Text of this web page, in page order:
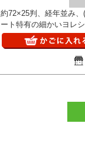
ン
プ
ト)
約72×25判、経年並み、
ート特有の細かいヨレシ
る場合有)、、ご注文後
め折れ染み等目立つ難
はご連絡いたします。